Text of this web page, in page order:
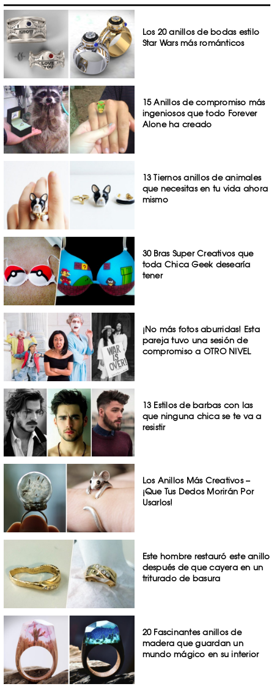
Los 20 anillos de bodas estilo
Star Wars más románticos
15 Anillos de compromiso más
ingeniosos que todo Forever
Alone ha creado
13 Tiernos anillos de animales
que necesitas en tu vida ahora
mismo
30 Bras Super Creativos que
toda Chica Geek desearía
tener
¡No más fotos aburridas! Esta
pareja tuvo una sesión de
compromiso a OTRO NIVEL
13 Estilos de barbas con las
que ninguna chica se te va a
resistir
Los Anillos Más Creativos –
¡Que Tus Dedos Morirán Por
Usarlos!
Este hombre restauró este anillo
después de que cayera en un
triturado de basura
20 Fascinantes anillos de
madera que guardan un
mundo mágico en su interior